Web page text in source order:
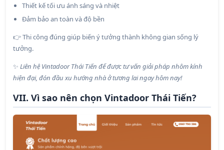
Thiết kế tối ưu ánh sáng và nhiệt
Đảm bảo an toàn và độ bền
👉 Thi công đúng giúp biến ý tưởng thành không gian sống lý
tưởng.
✨ Liên hệ Vintadoor Thái Tiến để được tư vấn giải pháp nhôm kính
hiện đại, đón đầu xu hướng nhà ở tương lai ngay hôm nay!
VII. Vì sao nên chọn Vintadoor Thái Tiến?